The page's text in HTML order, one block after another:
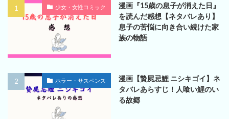
少女・女性コミック
漫画『15歳の息子が消えた日』
を読んだ感想【ネタバレあり】
息子の苦悩に向き合い続けた家
族の物語
ホラー・サスペンス
漫画【贄屍忌鯉 ニシキゴイ】ネ
タバレあらすじ！人喰い鯉のい
る故郷